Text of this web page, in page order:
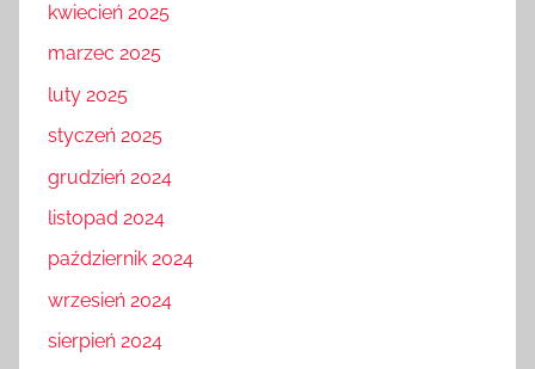
kwiecień 2025
marzec 2025
luty 2025
styczeń 2025
grudzień 2024
listopad 2024
październik 2024
wrzesień 2024
sierpień 2024